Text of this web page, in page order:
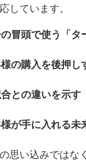
しています。
冒頭で使う「タ
の購入を後押し
との違いを示す
が手に入れる未
思い込みではな